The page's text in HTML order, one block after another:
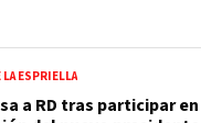
LA ESPRIELLA
a RD tras participar en